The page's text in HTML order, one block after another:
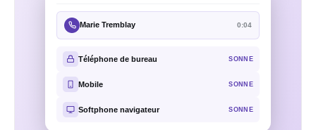
Marie Tremblay 0:04
Téléphone de bureau SONNE
Mobile SONNE
Softphone navigateur SONNE